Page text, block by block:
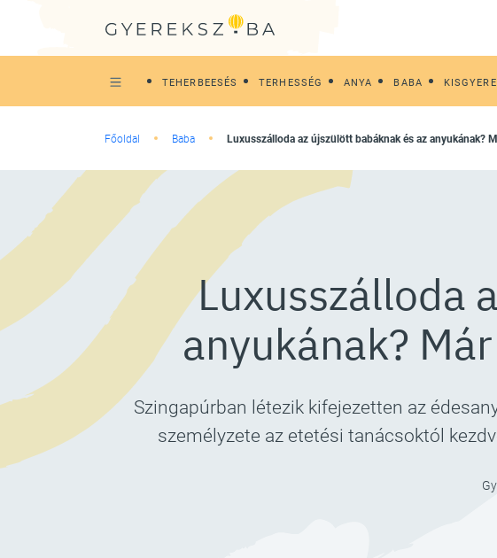
TEHERBEESÉS TERHESSÉG ANYA BABA
Főoldal Baba Luxusszálloda az újszülött babáknak és az anyukának?
Luxusszálloda
anyukának?
Szingapúrban létezik kifejezetten az
személyzete az etetési tanácsoktól